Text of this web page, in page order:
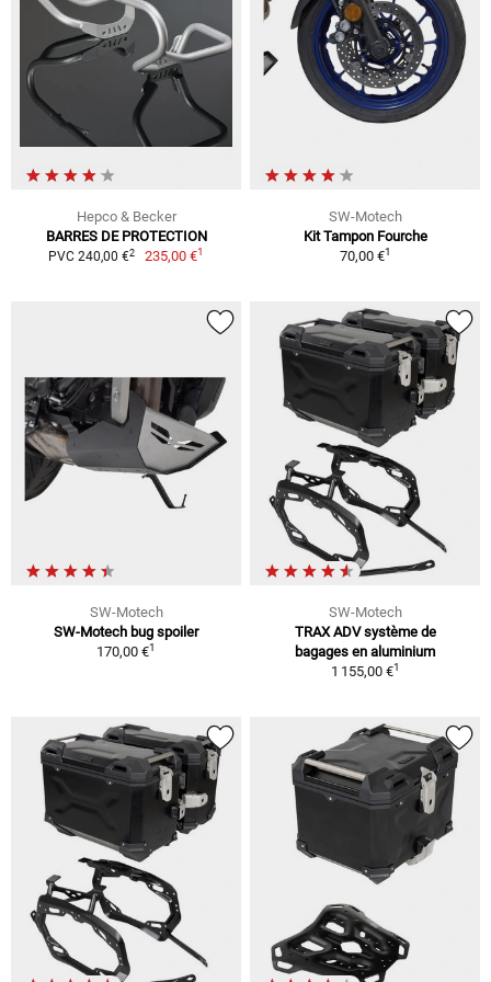
Hepco & Becker
BARRES DE PROTECTION
PVC 240,00 €2 235,00 €1
SW-Motech
Kit Tampon Fourche
70,00 €1
SW-Motech
SW-Motech bug spoiler
170,00 €1
SW-Motech
TRAX ADV système de
bagages en aluminium
1 155,00 €1